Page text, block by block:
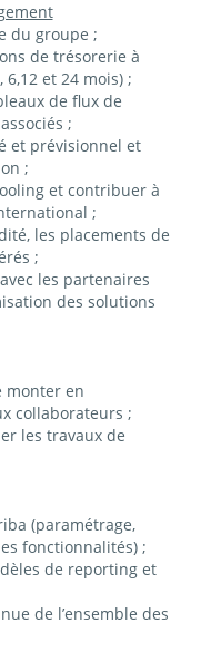
du groupe ;
de trésorerie à
et 24 mois) ;
de flux de
;
et prévisionnel et
;
et contribuer à
;
les placements de
;
les partenaires
des solutions
monter en
collaborateurs ;
les travaux de
(paramétrage,
fonctionnalités) ;
de reporting et
de l’ensemble des